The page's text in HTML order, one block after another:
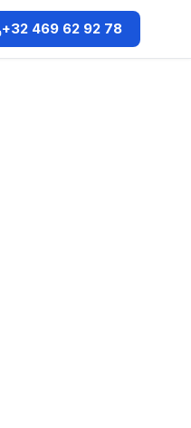
+32 469 62 92 78